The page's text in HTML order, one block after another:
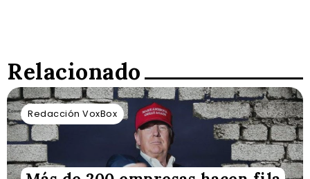
Relacionado
Redacción VoxBox